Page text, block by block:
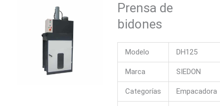
Prensa de
bidones
Modelo DH125
Marca SIEDON
Categorías Empacadora